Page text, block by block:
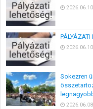
2026.06.10
PÁLYÁZATI
2026.06.10
Sokezren
2026.06.08